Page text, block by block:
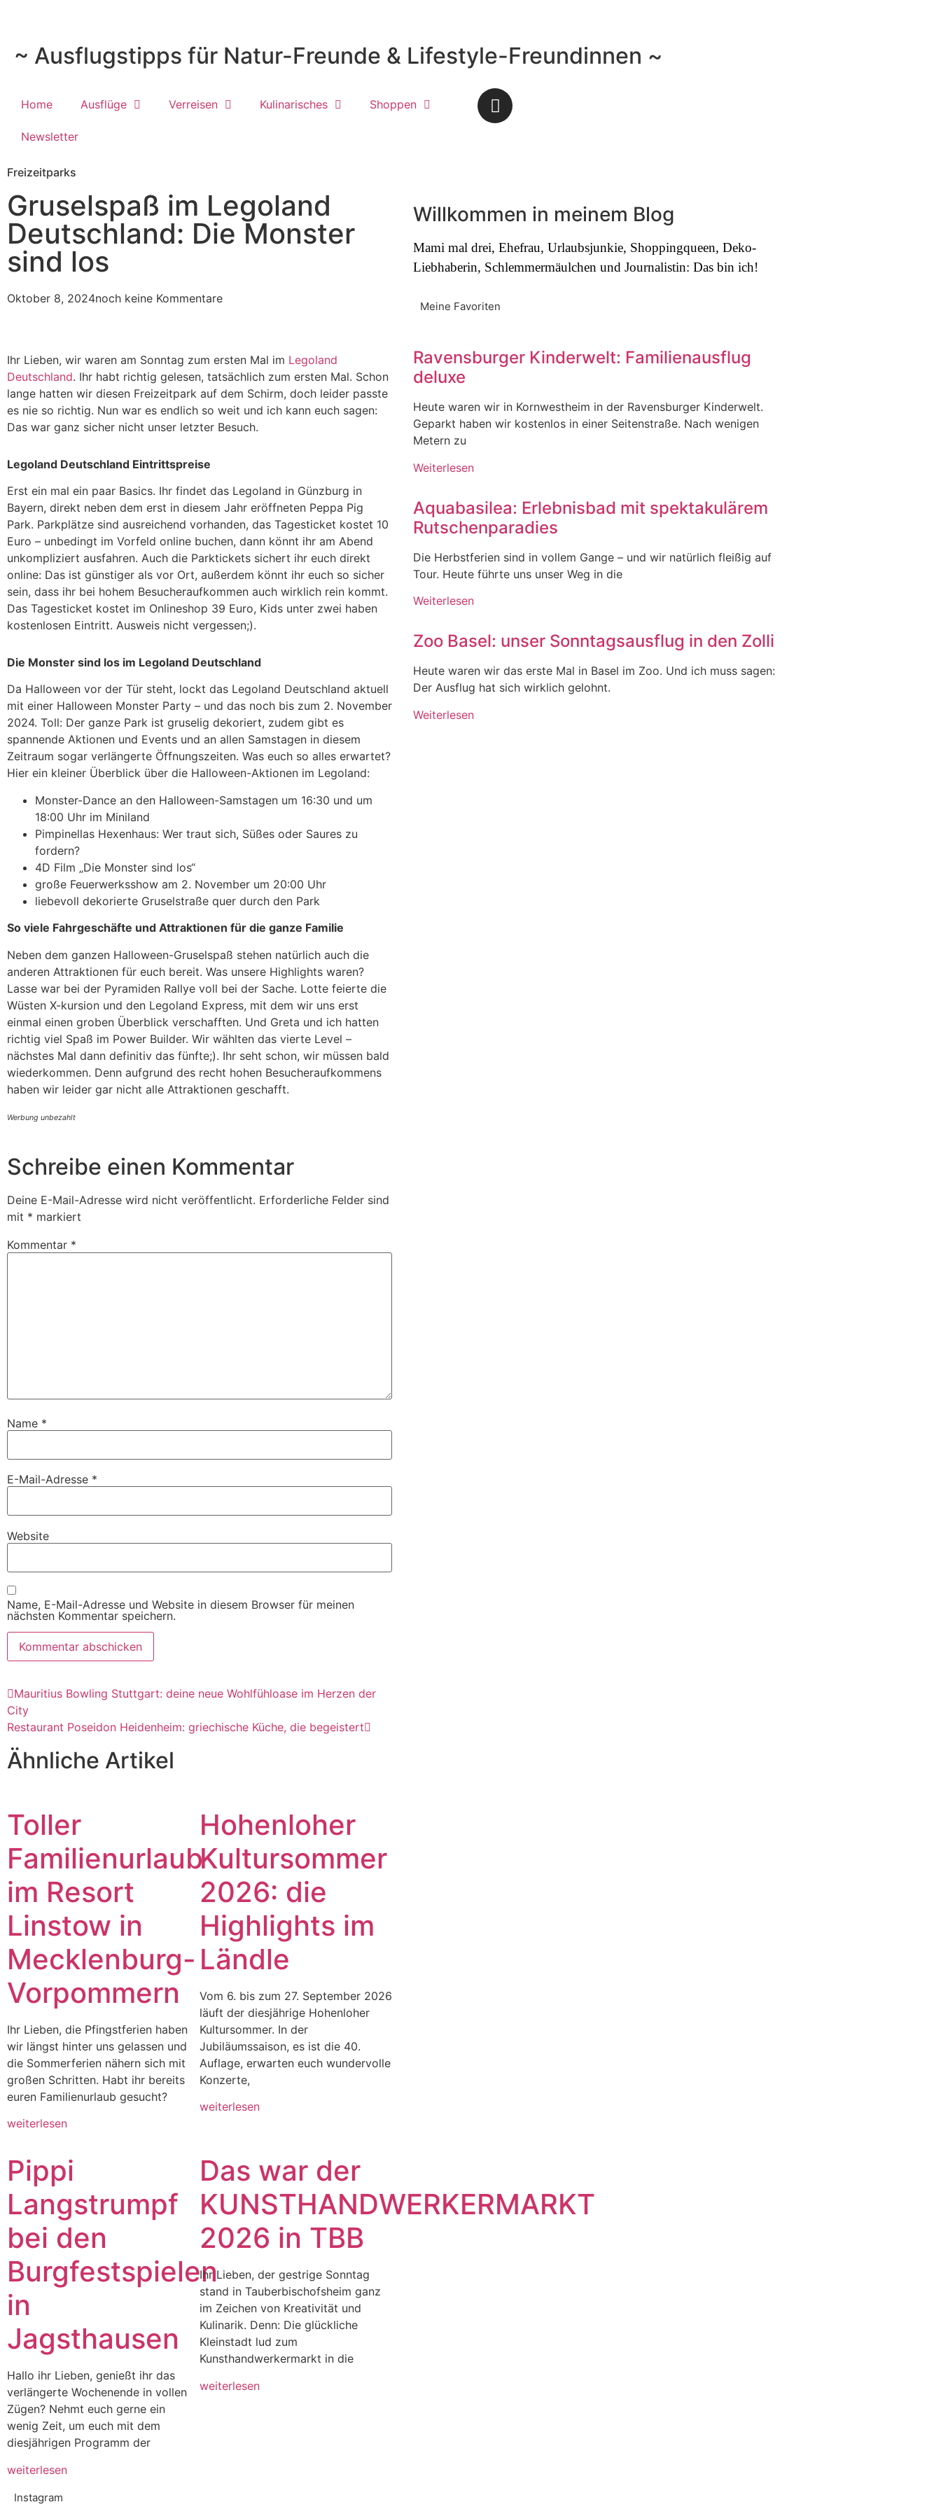
~ Ausflugstipps für Natur-Freunde & Lifestyle-Freundinnen ~
Home Ausflüge Verreisen Kulinarisches Shoppen
Newsletter
Freizeitparks
Gruselspaß im Legoland
Deutschland: Die Monster
sind los
Oktober 8, 2024noch keine Kommentare
Ihr Lieben, wir waren am Sonntag zum ersten Mal im Legoland
Deutschland. Ihr habt richtig gelesen, tatsächlich zum ersten Mal. Schon
lange hatten wir diesen Freizeitpark auf dem Schirm, doch leider passte
es nie so richtig. Nun war es endlich so weit und ich kann euch sagen:
Das war ganz sicher nicht unser letzter Besuch.
Legoland Deutschland Eintrittspreise
Erst ein mal ein paar Basics. Ihr findet das Legoland in Günzburg in
Bayern, direkt neben dem erst in diesem Jahr eröffneten Peppa Pig
Park. Parkplätze sind ausreichend vorhanden, das Tagesticket kostet 10
Euro – unbedingt im Vorfeld online buchen, dann könnt ihr am Abend
unkompliziert ausfahren. Auch die Parktickets sichert ihr euch direkt
online: Das ist günstiger als vor Ort, außerdem könnt ihr euch so sicher
sein, dass ihr bei hohem Besucheraufkommen auch wirklich rein kommt.
Das Tagesticket kostet im Onlineshop 39 Euro, Kids unter zwei haben
kostenlosen Eintritt. Ausweis nicht vergessen;).
Die Monster sind los im Legoland Deutschland
Da Halloween vor der Tür steht, lockt das Legoland Deutschland aktuell
mit einer Halloween Monster Party – und das noch bis zum 2. November
2024. Toll: Der ganze Park ist gruselig dekoriert, zudem gibt es
spannende Aktionen und Events und an allen Samstagen in diesem
Zeitraum sogar verlängerte Öffnungszeiten. Was euch so alles erwartet?
Hier ein kleiner Überblick über die Halloween-Aktionen im Legoland:
Monster-Dance an den Halloween-Samstagen um 16:30 und um
18:00 Uhr im Miniland
Pimpinellas Hexenhaus: Wer traut sich, Süßes oder Saures zu
fordern?
4D Film „Die Monster sind los“
große Feuerwerksshow am 2. November um 20:00 Uhr
liebevoll dekorierte Gruselstraße quer durch den Park
So viele Fahrgeschäfte und Attraktionen für die ganze Familie
Neben dem ganzen Halloween-Gruselspaß stehen natürlich auch die
anderen Attraktionen für euch bereit. Was unsere Highlights waren?
Lasse war bei der Pyramiden Rallye voll bei der Sache. Lotte feierte die
Wüsten X-kursion und den Legoland Express, mit dem wir uns erst
einmal einen groben Überblick verschafften. Und Greta und ich hatten
richtig viel Spaß im Power Builder. Wir wählten das vierte Level –
nächstes Mal dann definitiv das fünfte;). Ihr seht schon, wir müssen bald
wiederkommen. Denn aufgrund des recht hohen Besucheraufkommens
haben wir leider gar nicht alle Attraktionen geschafft.
Werbung unbezahlt
Schreibe einen Kommentar
Deine E-Mail-Adresse wird nicht veröffentlicht. Erforderliche Felder sind
mit * markiert
Kommentar *
Name *
E-Mail-Adresse *
Website
Name, E-Mail-Adresse und Website in diesem Browser für meinen
nächsten Kommentar speichern.
Mauritius Bowling Stuttgart: deine neue Wohlfühloase im Herzen der
City
Restaurant Poseidon Heidenheim: griechische Küche, die begeistert
Ähnliche Artikel
Toller
Familienurlaub
im Resort
Linstow in
Mecklenburg-
Vorpommern
Ihr Lieben, die Pfingstferien haben
wir längst hinter uns gelassen und
die Sommerferien nähern sich mit
großen Schritten. Habt ihr bereits
euren Familienurlaub gesucht?
weiterlesen
Hohenloher
Kultursommer
2026: die
Highlights im
Ländle
Vom 6. bis zum 27. September 2026
läuft der diesjährige Hohenloher
Kultursommer. In der
Jubiläumssaison, es ist die 40.
Auflage, erwarten euch wundervolle
Konzerte,
weiterlesen
Pippi
Langstrumpf
bei den
Burgfestspielen
in
Jagsthausen
Hallo ihr Lieben, genießt ihr das
verlängerte Wochenende in vollen
Zügen? Nehmt euch gerne ein
wenig Zeit, um euch mit dem
diesjährigen Programm der
weiterlesen
Das war der
KUNSTHANDWERKERMARKT
2026 in TBB
Ihr Lieben, der gestrige Sonntag
stand in Tauberbischofsheim ganz
im Zeichen von Kreativität und
Kulinarik. Denn: Die glückliche
Kleinstadt lud zum
Kunsthandwerkermarkt in die
weiterlesen
Willkommen in meinem Blog
Mami mal drei, Ehefrau, Urlaubsjunkie, Shoppingqueen, Deko-
Liebhaberin, Schlemmermäulchen und Journalistin: Das bin ich!
Meine Favoriten
Ravensburger Kinderwelt: Familienausflug
deluxe
Heute waren wir in Kornwestheim in der Ravensburger Kinderwelt.
Geparkt haben wir kostenlos in einer Seitenstraße. Nach wenigen
Metern zu
Weiterlesen
Aquabasilea: Erlebnisbad mit spektakulärem
Rutschenparadies
Die Herbstferien sind in vollem Gange – und wir natürlich fleißig auf
Tour. Heute führte uns unser Weg in die
Weiterlesen
Zoo Basel: unser Sonntagsausflug in den Zolli
Heute waren wir das erste Mal in Basel im Zoo. Und ich muss sagen:
Der Ausflug hat sich wirklich gelohnt.
Weiterlesen
Instagram